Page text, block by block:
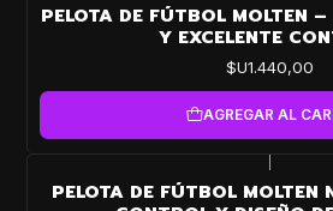
PELOTA DE FÚTBOL MOLTEN
Y EXCELENTE
$U1.440,00
AGREGAR AL
PELOTA DE FÚTBOL MOLTEN